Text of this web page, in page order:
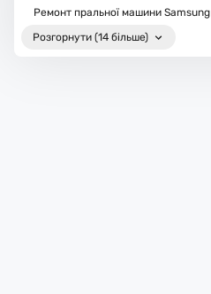
Ремонт пральної машини Samsung
Розгорнути (14 більше)